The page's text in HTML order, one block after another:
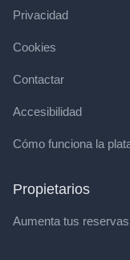
Privacidad
Cookies
Contactar
Accesibilidad
Cómo funciona la
Propietarios
Aumenta tus reservas